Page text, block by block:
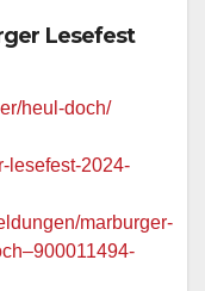
Lesefest
heul-doch/
lesefest-2024-
marburger-